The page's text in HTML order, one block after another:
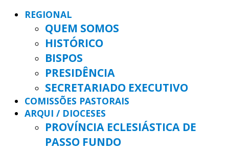
REGIONAL
QUEM SOMOS
HISTÓRICO
BISPOS
PRESIDÊNCIA
SECRETARIADO EXECUTIVO
COMISSÕES PASTORAIS
ARQUI / DIOCESES
PROVÍNCIA ECLESIÁSTICA DE
PASSO FUNDO